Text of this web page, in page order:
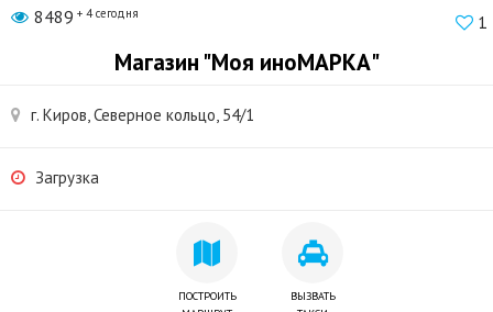
8489 + 4 сегодня 1
Магазин "Моя иноМАРКА"
г. Киров, Северное кольцо, 54/1
Загрузка
ПОСТРОИТЬ
ВЫЗВАТЬ